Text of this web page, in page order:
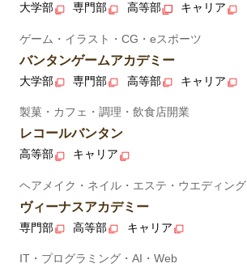
大学部 専門部 高等部 キャリア
ゲーム・イラスト・CG・eスポーツ
バンタンゲームアカデミー
大学部 専門部 高等部 キャリア
製菓・カフェ・調理・飲食店開業
レコールバンタン
高等部 キャリア
ヘアメイク・ネイル・エステ・ウエディング
ヴィーナスアカデミー
専門部 高等部 キャリア
IT・プログラミング・AI・Web